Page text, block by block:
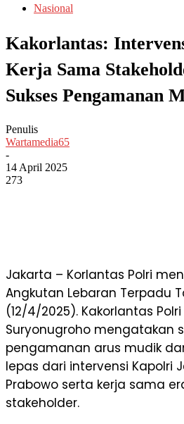
Nasional
Kakorlantas:
Kerja Sama
Sukses Pengamanan
Penulis
Wartamedia65
-
14 April 2025
273
Jakarta – Korlantas Polri
Angkutan Lebaran Terpadu
(12/4/2025). Kakorlantas
Suryonugroho mengatakan
pengamanan arus mudik
lepas dari intervensi Kapolri
Prabowo serta kerja sama
stakeholder.